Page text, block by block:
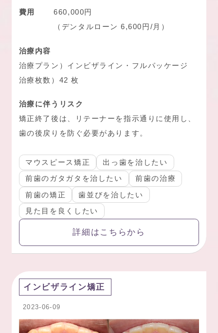
費用
660,000円
（デンタルローン 6,600円/月）
治療内容
治療プラン）インビザライン・フルパッケージ
治療枚数）42 枚
治療に伴うリスク
矯正終了後は、リテーナーを指示通りに使用し、
歯の後戻りを防ぐ必要があります。
マウスピース矯正
出っ歯を治したい
前歯のガタガタを治したい
前歯の治療
前歯の矯正
歯並びを治したい
見た目を良くしたい
詳細はこちらから
インビザライン矯正
2023-06-09